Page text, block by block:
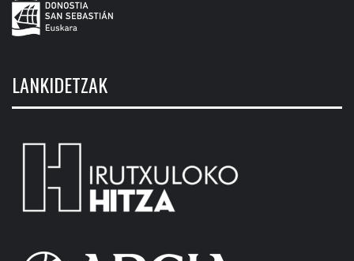
LANKIDETZAK